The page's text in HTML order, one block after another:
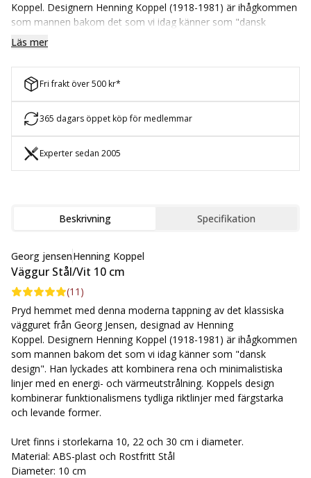
Koppel. Designern Henning Koppel (1918-1981) är ihågkommen
som mannen bakom det som vi idag känner som "dansk
design". Han lyckades att kombinera rena och minimalistiska
linjer med en energi- och värmeutstrålning. Koppels design
kombinerar funktionalismens tydliga riktlinjer med färgstarka
och levande former.
Uret finns i storlekarna 10, 22 och 30 cm i diameter.
Material: ABS-plast och Rostfritt Stål
Diameter: 10 cm
Läs mer
Fri frakt över 500 kr*
365 dagars öppet köp för medlemmar
Experter sedan 2005
Beskrivning Specifikation
Georg jensenHenning Koppel
Väggur Stål/Vit 10 cm
(11 )
Pryd hemmet med denna moderna tappning av det klassiska
vägguret från Georg Jensen, designad av Henning
Koppel. Designern Henning Koppel (1918-1981) är ihågkommen
som mannen bakom det som vi idag känner som "dansk
design". Han lyckades att kombinera rena och minimalistiska
linjer med en energi- och värmeutstrålning. Koppels design
kombinerar funktionalismens tydliga riktlinjer med färgstarka
och levande former.
Uret finns i storlekarna 10, 22 och 30 cm i diameter.
Material: ABS-plast och Rostfritt Stål
Diameter: 10 cm